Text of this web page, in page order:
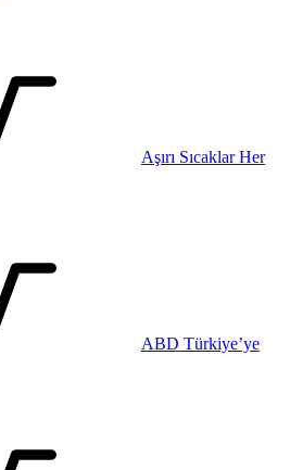
Aşırı Sıcaklar Her
ABD Türkiye’ye